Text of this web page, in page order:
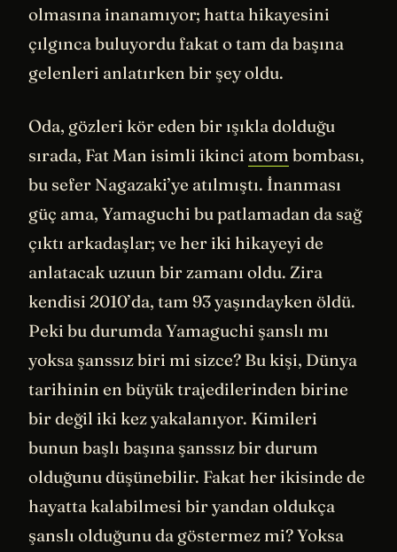
olmasına inanamıyor; hatta hikayesini
çılgınca buluyordu fakat o tam da başına
gelenleri anlatırken bir şey oldu.
Oda, gözleri kör eden bir ışıkla dolduğu
sırada, Fat Man isimli ikinci atom bombası,
bu sefer Nagazaki’ye atılmıştı. İnanması
güç ama, Yamaguchi bu patlamadan da sağ
çıktı arkadaşlar; ve her iki hikayeyi de
anlatacak uzuun bir zamanı oldu. Zira
kendisi 2010’da, tam 93 yaşındayken öldü.
Peki bu durumda Yamaguchi şanslı mı
yoksa şanssız biri mi sizce? Bu kişi, Dünya
tarihinin en büyük trajedilerinden birine
bir değil iki kez yakalanıyor. Kimileri
bunun başlı başına şanssız bir durum
olduğunu düşünebilir. Fakat her ikisinde de
hayatta kalabilmesi bir yandan oldukça
şanslı olduğunu da göstermez mi? Yoksa